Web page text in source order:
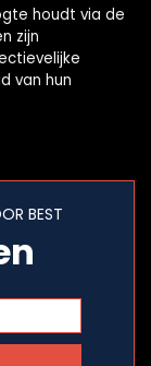
houdt via de
zijn
van hun
BEST